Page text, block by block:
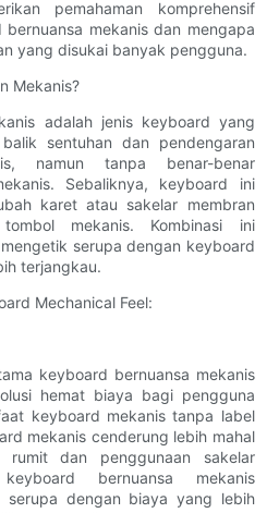
pemahaman komprehensif
mekanis dan mengapa
yang disukai banyak pengguna.
Mekanis?
adalah jenis keyboard yang
sentuhan dan pendengaran
namun tanpa benar-benar
Sebaliknya, keyboard ini
karet atau sakelar membran
mekanis. Kombinasi ini
serupa dengan keyboard
terjangkau.
Mechanical Feel:
keyboard bernuansa mekanis
hemat biaya bagi pengguna
keyboard mekanis tanpa label
mekanis cenderung lebih mahal
rumit dan penggunaan sakelar
bernuansa mekanis
serupa dengan biaya yang lebih